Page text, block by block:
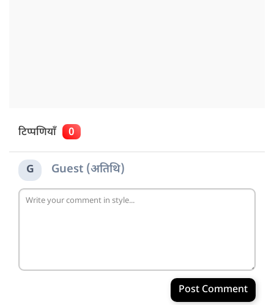
टिप्पणियाँ 0
G Guest (अतिथि)
Post Comment